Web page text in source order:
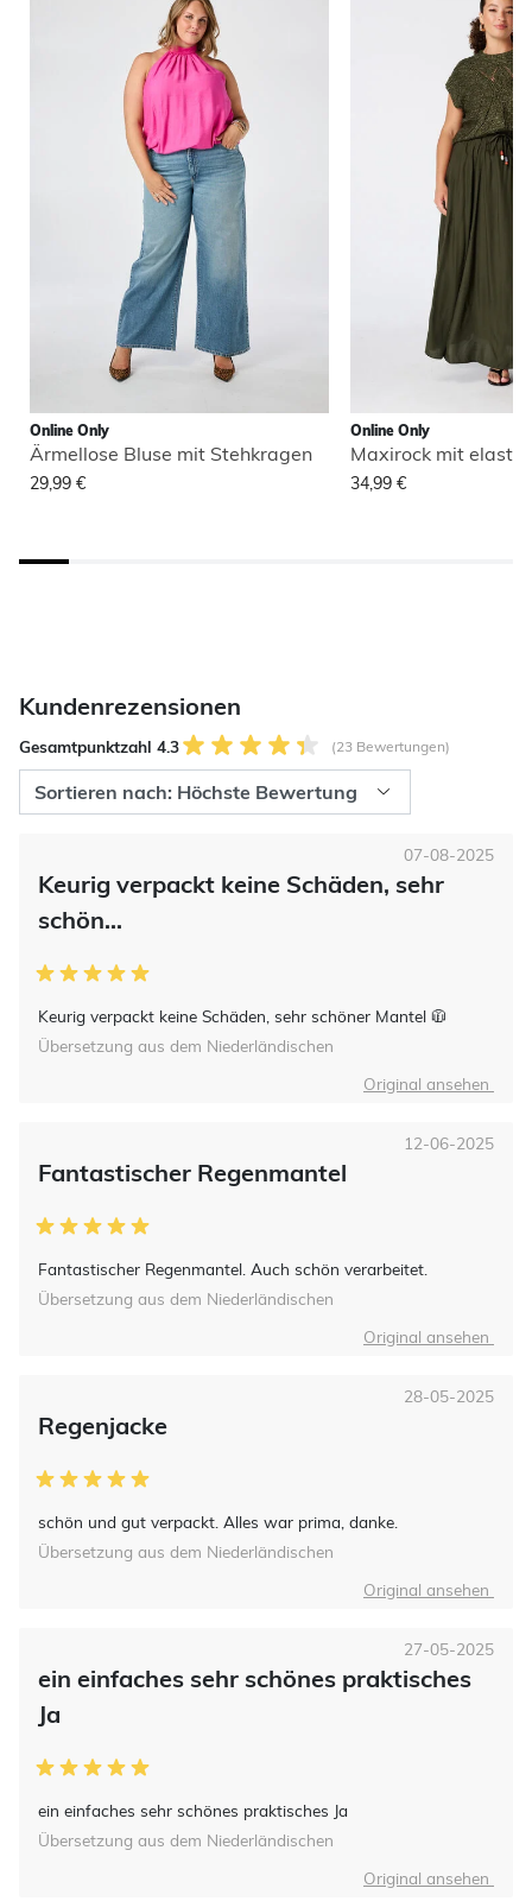
Online Only
Ärmellose Bluse mit Stehkragen
29,99 €
Online Only
Maxirock mit
34,99 €
Kundenrezensionen
Gesamtpunktzahl 4.3 (23 Bewertungen)
Keurig verpackt keine Schäden, sehr
schön...
Keurig verpackt keine Schäden, sehr schöner Mantel 🧥
07-08-2025
Übersetzung aus dem Niederländischen
Original ansehen
Fantastischer Regenmantel
Fantastischer Regenmantel. Auch schön verarbeitet.
12-06-2025
Übersetzung aus dem Niederländischen
Original ansehen
Regenjacke
schön und gut verpackt. Alles war prima, danke.
28-05-2025
Übersetzung aus dem Niederländischen
Original ansehen
ein einfaches sehr schönes praktisches
Ja
ein einfaches sehr schönes praktisches Ja
27-05-2025
Übersetzung aus dem Niederländischen
Original ansehen